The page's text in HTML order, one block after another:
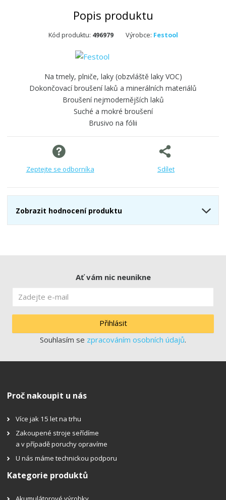
Popis produktu
Kód produktu: 496979 Výrobce: Festool
Na tmely, plniče, laky (obzvláště laky VOC)
Dokončovací broušení laků a minerálních materiálů
Broušení nejmodernějších laků
Suché a mokré broušení
Brusivo na fólii
Zeptejte se odborníka Sdílet
Zobrazit hodnocení produktu
Ať vám nic neunikne
Přihlásit
Souhlasím se zpracováním osobních údajů.
Proč nakoupit u nás
Více jak 15 let na trhu
Zakoupené stroje seřídíme
a v případě poruchy opravíme
U nás máme technickou podporu
Kategorie produktů